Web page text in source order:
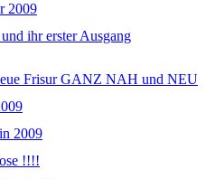
2009
ihr erster Ausgang
Frisur GANZ NAH und NEU
2009
!!!!